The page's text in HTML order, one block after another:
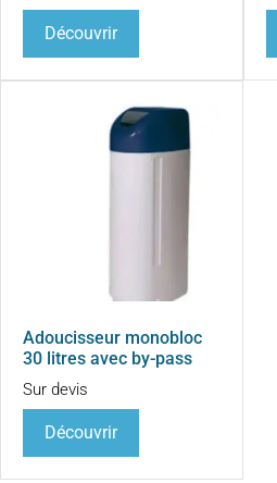
Découvrir
Adoucisseur monobloc
30 litres avec by-pass
Sur devis
Découvrir